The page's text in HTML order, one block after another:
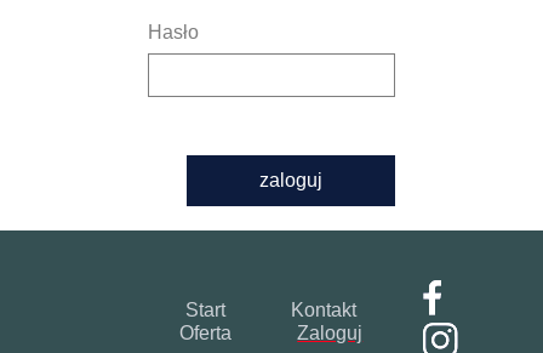
Hasło
zaloguj
Start
Kontakt
Oferta
Zaloguj